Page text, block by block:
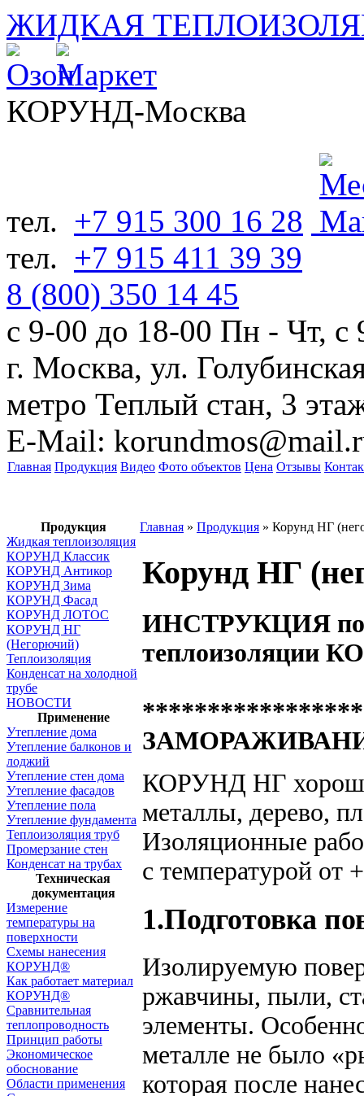
ЖИДКАЯ
КОРУНД-Москва
тел. +7 915 300 16 28
тел. +7 915 411 39 39
8 (800) 350 14 45
с 9-00 до 18-00 Пн - Чт, с
г. Москва, ул.
метро Теплый стан, 3
E-Mail:
Главная Продукция Видео Фото объектов Цена Отзывы
Продукция
Жидкая теплоизоляция
КОРУНД Классик
КОРУНД Антикор
КОРУНД Зима
КОРУНД Фасад
КОРУНД ЛОТОС
КОРУНД НГ
(Негорючий)
Теплоизоляция
Конденсат на холодной
трубе
НОВОСТИ
Применение
Утепление дома
Утепление балконов и
лоджий
Утепление стен дома
Утепление фасадов
Утепление пола
Утепление фундамента
Теплоизоляция труб
Промерзание стен
Конденсат на трубах
Техническая
документация
Измерение
температуры на
поверхности
Схемы нанесения
КОРУНД®
Как работает материал
КОРУНД®
Сравнительная
теплопроводность
Принцип работы
Экономическое
обоснование
Области применения
Главная » Продукция » Корунд НГ
Корунд НГ
ИНСТРУКЦИЯ по
теплоизоляции
КОРУНД НГ хорошо
металлы, дерево,
Изоляционные
с температурой от
1.Подготовка
Изолируемую
ржавчины, пыли,
элементы.
металле не было
которая после